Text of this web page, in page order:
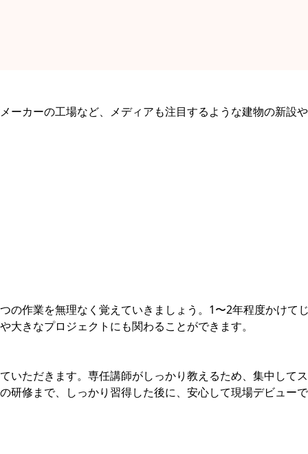
ーカーの⼯場など、メディアも注⽬するような建物の新設
の作業を無理なく覚えていきましょう。1〜2年程度かけて
きなプロジェクトにも関わることができます。
いただきます。専任講師がしっかり教えるため、集中して
研修まで、しっかり習得した後に、安⼼して現場デビュー